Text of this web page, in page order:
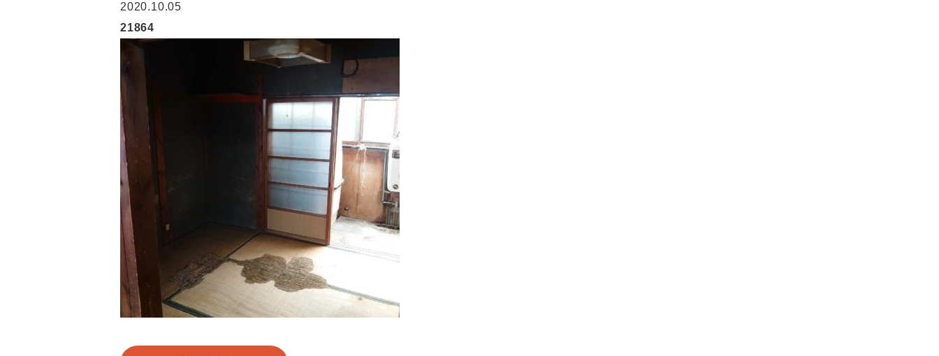
2020.10.05
21864